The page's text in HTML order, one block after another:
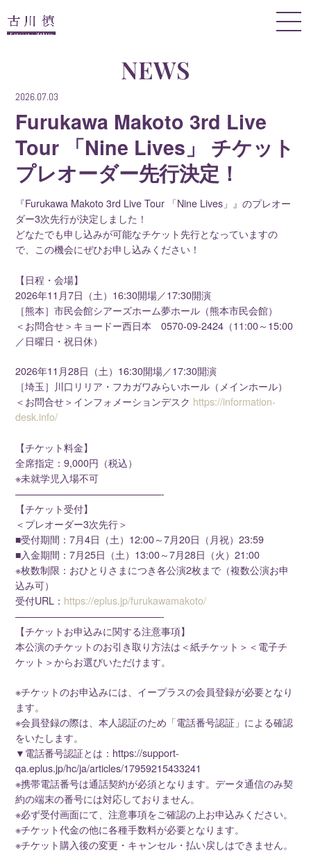
NEWS
2026.07.03
Furukawa Makoto 3rd Live
Tour 「Nine Lives」 チケット
プレオーダー先行決定！
『Furukawa Makoto 3rd Live Tour 「Nine Lives」』のプレオー
ダー3次先行が決定しました！
どなたでも申し込みが可能なチケット先行となっていますの
で、この機会にぜひお申し込みください！
【日程・会場】
2026年11月7日（土）16:30開場／17:30開演
［熊本］市民会館シアーズホーム夢ホール（熊本市民会館）
＜お問合せ＞キョードー西日本 0570-09-2424（11:00～15:00
／日曜日・祝日休）
2026年11月28日（土）16:30開場／17:30開演
［埼玉］川口リリア・フカガワみらいホール（メインホール）
＜お問合せ＞インフォメーションデスク https://information-
desk.info/
【チケット料金】
全席指定：9,000円（税込）
※未就学児入場不可
———————————————-
【チケット受付】
＜プレオーダー3次先行＞
■受付期間：7月4日（土）12:00～7月20日（月祝）23:59
■入金期間：7月25日（土）13:00～7月28日（火）21:00
※枚数制限：おひとりさまにつき各公演2枚まで（複数公演お申
込み可）
受付URL： https://eplus.jp/furukawamakoto/
———————————————-
【チケットお申込みに関する注意事項】
本公演のチケットのお引き取り方法は＜紙チケット＞＜電子チ
ケット＞からお選びいただけます。
※チケットのお申込みには、イープラスの会員登録が必要となり
ます。
※会員登録の際は、本人認証のため「電話番号認証」による確認
をいたします。
▼電話番号認証とは：https://support-
qa.eplus.jp/hc/ja/articles/17959215433241
※携帯電話番号は通話契約が必須となります。データ通信のみ契
約の端末の番号には対応しておりません。
※必ず受付画面にて、注意事項をご確認の上お申込みください。
※チケット代金の他に各種手数料が必要となります。
※チケット購入後の変更・キャンセル・払い戻しはできません。